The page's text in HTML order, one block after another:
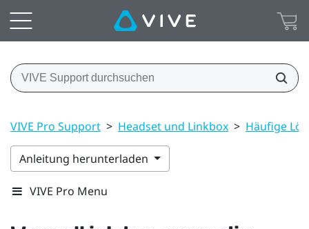
VIVE Pro Support > Headset und Linkbox > Häufige
Anleitung herunterladen
VIVE Pro Menu